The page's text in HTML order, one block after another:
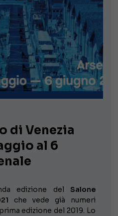
di Venezia
al 6
edizione del Salone
che vede già numeri
edizione del 2019. Lo